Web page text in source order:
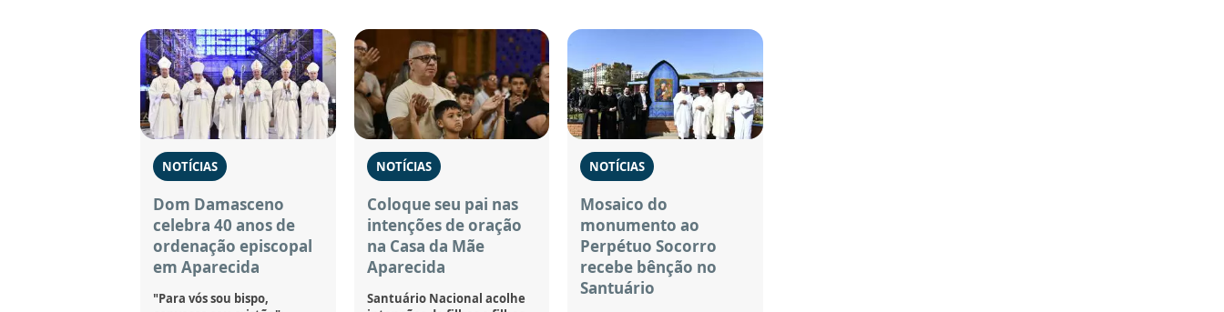
NOTÍCIAS
Dom Damasceno
celebra 40 anos de
ordenação episcopal
em Aparecida
"Para vós sou bispo,
NOTÍCIAS
Coloque seu pai nas
intenções de oração
na Casa da Mãe
Aparecida
Santuário Nacional acolhe
NOTÍCIAS
Mosaico do
monumento ao
Perpétuo Socorro
recebe bênção no
Santuário